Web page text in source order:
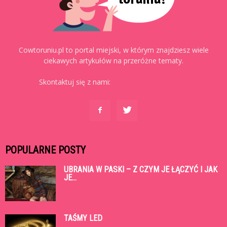
Cowtoruniu.pl to portal miejski, w którym znajdziesz wiele
ciekawych artykułów na przeróżne tematy.
Skontaktuj się z nami:
POPULARNE POSTY
UBRANIA W PASKI – Z CZYM JE ŁĄCZYĆ I JAK
JE...
TAŚMY LED